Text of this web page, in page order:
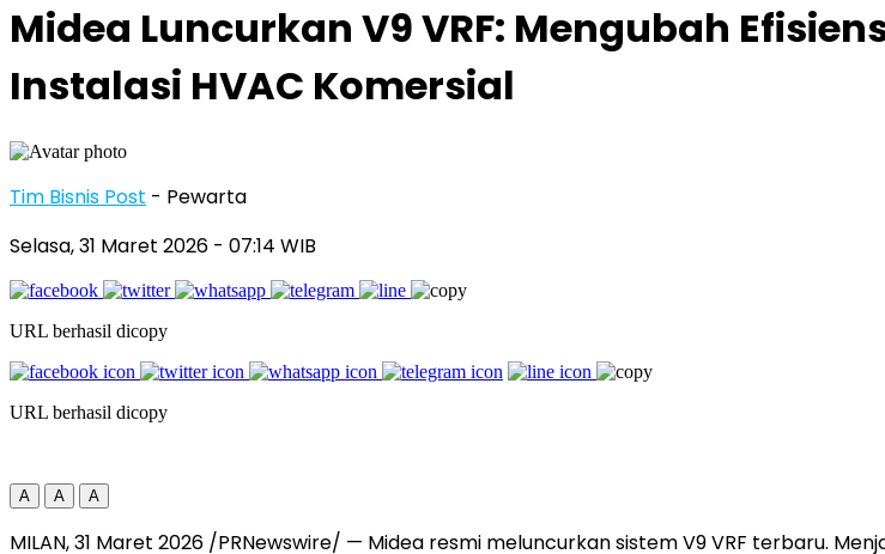
Midea Luncurkan V9 VRF: Mengubah
Instalasi HVAC Komersial
Tim Bisnis Post - Pewarta
Selasa, 31 Maret 2026 - 07:14 WIB
URL berhasil dicopy
URL berhasil dicopy
A A A
MILAN, 31 Maret 2026 /PRNewswire/ — Midea resmi meluncurkan sistem V9 VRF terbaru.